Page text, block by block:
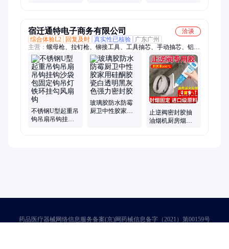
宿迁通特电子商务有限公司
洽谈
综合体验L2
回复及时 真实性已核验
广东广州
主营： 螺母枪、拉钉枪、铆接工具、工具抽芯、手动抽芯、铝合
金钉铆枪、铆钉枪拉铆枪、枪头柳钉气动、电钻拉铆钉枪、不锈
钢拉铆枪
不锈钢U型起重吊
钩吊扇吊钩挂钩
玻璃胶防水防霉
厨卫中性胶家用
止逆阀密封胶抽
油烟机厨房烟道
药品医疗器械网络信息服务备案(京)网药械信息备字（2021）第00159号